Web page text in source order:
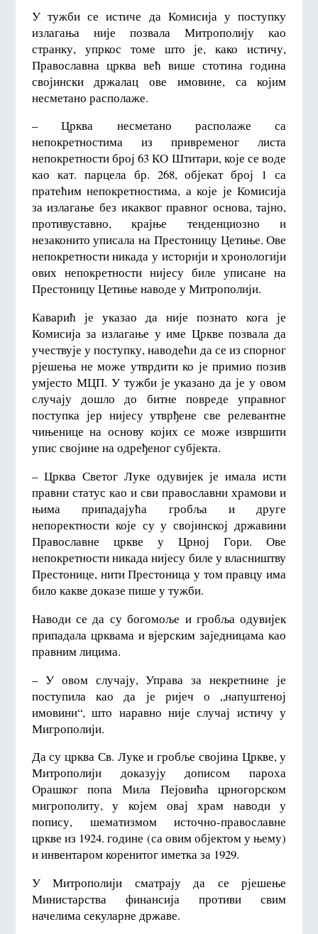
У тужби се истиче да Комисија у поступку
излагања није позвала Митрополију као
странку, упркос томе што је, како истичу,
Православна црква већ више стотина година
својински држалац ове имовине, са којим
несметано располаже.
– Црква несметано располаже са
непокретностима из привременог листа
непокретности број 63 КО Штитари, које се воде
као кат. парцела бр. 268, објекат број 1 са
пратећим непокретностима, а које је Комисија
за излагање без икаквог правног основа, тајно,
противуставно, крајње тенденциозно и
незаконито уписала на Престоницу Цетиње. Ове
непокретности никада у историји и хронологији
ових непокретности нијесу биле уписане на
Престоницу Цетиње наводе у Митрополији.
Каварић је указао да није познато кога је
Комисија за излагање у име Цркве позвала да
учествује у поступку, наводећи да се из спорног
рјешења не може утврдити ко је примио позив
умјесто МЦП. У тужби је указано да је у овом
случају дошло до битне повреде управног
поступка јер нијесу утврђене све релевантне
чињенице на основу којих се може извршити
упис својине на одређеног субјекта.
– Црква Светог Луке одувијек је имала исти
правни статус као и сви православни храмови и
њима припадајућа гробља и друге
непоректности које су у својинској државини
Православне цркве у Црној Гори. Ове
непокретности никада нијесу биле у власништву
Престонице, нити Престоница у том правцу има
било какве доказе пише у тужби.
Наводи се да су богомоље и гробља одувијек
припадала црквама и вјерским заједницама као
правним лицима.
– У овом случају, Управа за некретнине је
поступила као да је ријеч о „напуштеној
имовини“, што наравно није случај истичу у
Мигрополији.
Да су црква Св. Луке и гробље својина Цркве, у
Митрополији доказују дописом пароха
Орашког попа Мила Пејовића црногорском
мигрополиту, у којем овај храм наводи у
попису, шематизмом источно-православне
цркве из 1924. године (са овим објектом у њему)
и инвентаром коренитог иметка за 1929.
У Митрополији сматрају да се рјешење
Министарства финансија противи свим
начелима секуларне државе.